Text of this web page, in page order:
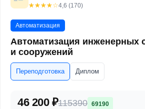
☆☆☆☆☆
★★★★★4,6 (170)
Автоматизация
Автоматизация инженерных
и сооружений
Переподготовка Диплом
46 200 ₽115390 69190